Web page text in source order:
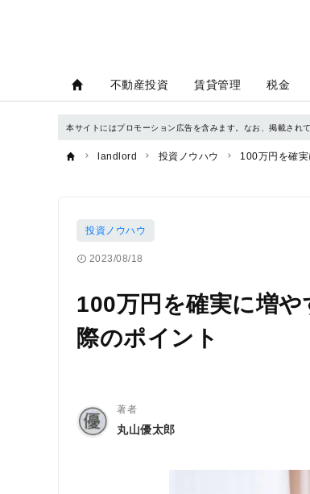
不動産投資 賃貸管理 税金
本サイトにはプロモーション広告を含みます。なお、掲載され
landlord 投資ノウハウ 100万円を確
投資ノウハウ
2023/08/18
100万円を確実に増
際のポイント
著者
丸山優太郎